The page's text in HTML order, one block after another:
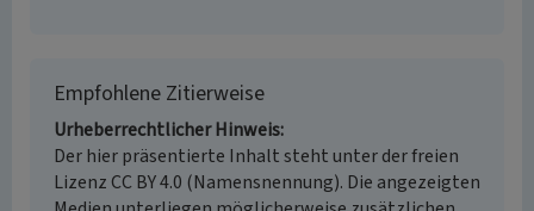
Empfohlene Zitierweise
Urheberrechtlicher Hinweis
Der hier präsentierte Inhalt steht unter der freien
Lizenz CC BY 4.0 (Namensnennung). Die angezeigten